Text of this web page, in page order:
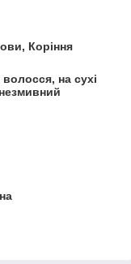
Коріння
на сухі